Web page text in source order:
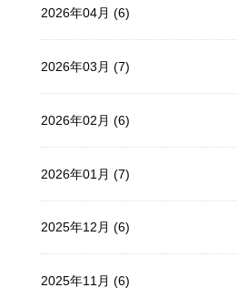
2026年04月 (6)
2026年03月 (7)
2026年02月 (6)
2026年01月 (7)
2025年12月 (6)
2025年11月 (6)